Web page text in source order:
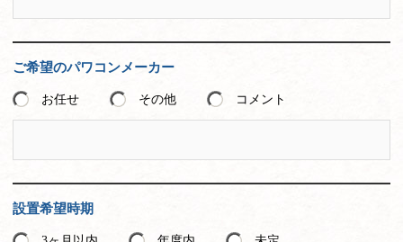
ご希望のパワコンメーカー
お任せ その他 コメント
設置希望時期